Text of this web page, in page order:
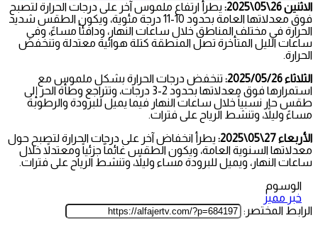
الاثنين 26\05\2025:
يطرأ ارتفاع ملموس آخر على درجات الحرارة لتصبح
فوق معدلاتها العامة بحدود 10-11 درجة مئوية، ويكون الطقس شديد
الحرارة في مختلف المناطق خلال ساعات النهار، ودافئاً مساءً، وفي
ساعات الليل المتأخرة تصل المنطقة كتلة هوائية معتدلة وتنخفض
الحرارة.
الثلاثاء 2025/05/26:
تنخفض درجات الحرارة بشكل ملموس مع
استمرارها فوق معدلاتها بحدود 2-3 درجات، وتتراجع وطأة الحر إلى
طقس حار نسبياً خلال ساعات النهار فيما يميل للبرودة والرطوبة
مساءً وليلاً، وتنشط الرياح على فترات.
الأربعاء 27\05\2025:
يطرأ انخفاض آخر على درجات الحرارة لتصبح حول
معدلاتها السنوية العامة، ويكون الطقس غائماً جزئياً ومعتدلاً خلال
ساعات النهار، ويميل للبرودة مساء وليلاً، وتنشط الرياح على فترات.
الوسوم
خبر مميز
الرابط المختصر: